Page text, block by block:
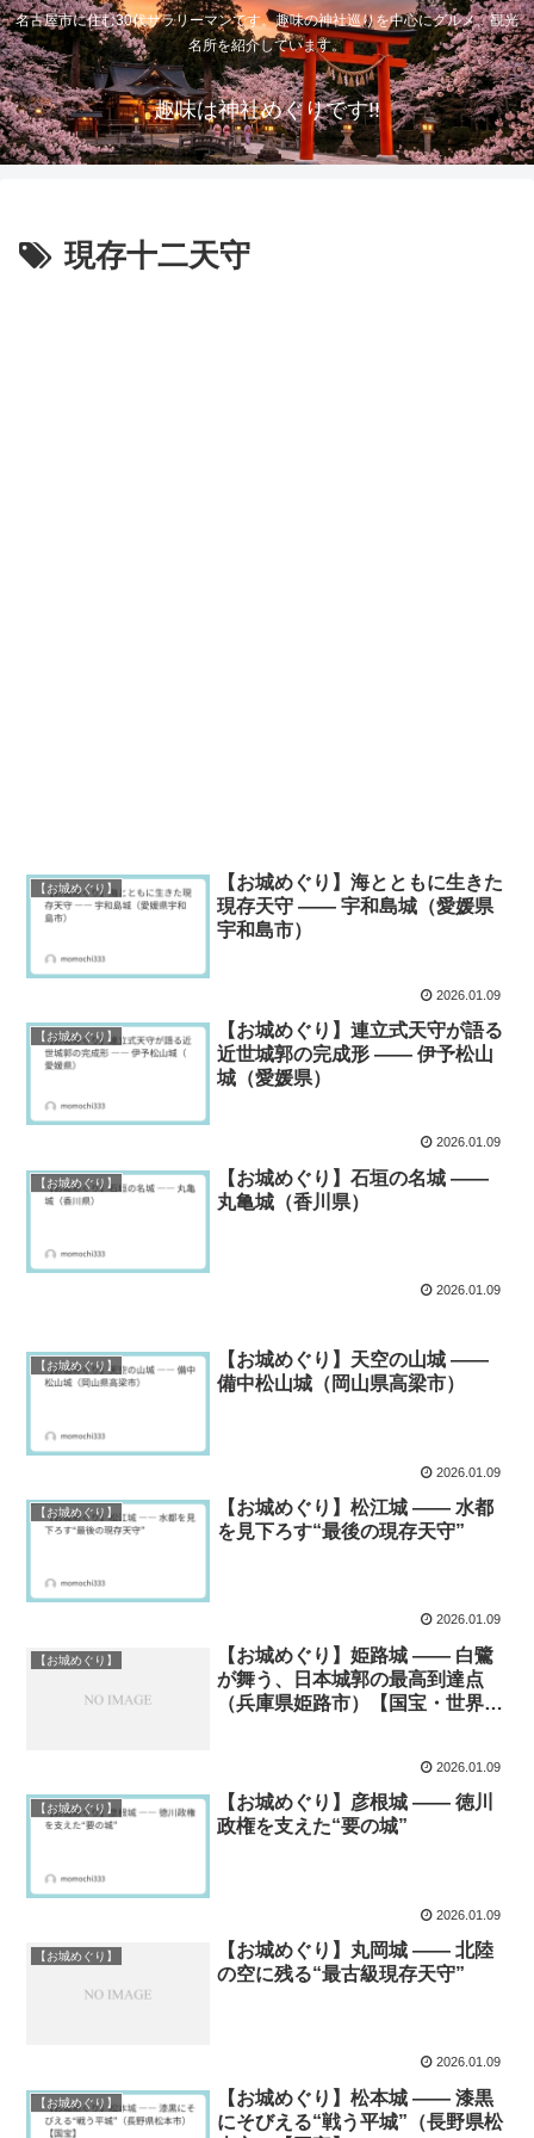
名古屋市に住む30代サラリーマンです。趣味の神社巡りを中心にグルメ、観光
名所を紹介しています。
趣味は神社めぐりです!!
現存十二天守
【お城めぐり】
【お城めぐり】海とともに生きた
現存天守 ―― 宇和島城（愛媛県
宇和島市）
2026.01.09
【お城めぐり】
【お城めぐり】連立式天守が語る
近世城郭の完成形 ―― 伊予松山
城（愛媛県）
2026.01.09
【お城めぐり】
【お城めぐり】石垣の名城 ――
丸亀城（香川県）
2026.01.09
【お城めぐり】
【お城めぐり】天空の山城 ――
備中松山城（岡山県高梁市）
2026.01.09
【お城めぐり】
【お城めぐり】松江城 ―― 水都
を見下ろす“最後の現存天守”
2026.01.09
【お城めぐり】
【お城めぐり】姫路城 ―― 白鷺
が舞う、日本城郭の最高到達点
（兵庫県姫路市）【国宝・世界文
2026.01.09
【お城めぐり】
【お城めぐり】彦根城 ―― 徳川
政権を支えた“要の城”
2026.01.09
【お城めぐり】
【お城めぐり】丸岡城 ―― 北陸
の空に残る“最古級現存天守”
2026.01.09
【お城めぐり】
【お城めぐり】松本城 ―― 漆黒
にそびえる“戦う平城”（長野県松